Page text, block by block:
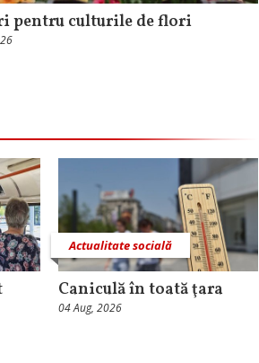
pentru culturile de flori
Actualitate socială
Caniculă în toată ţara
04 Aug, 2026